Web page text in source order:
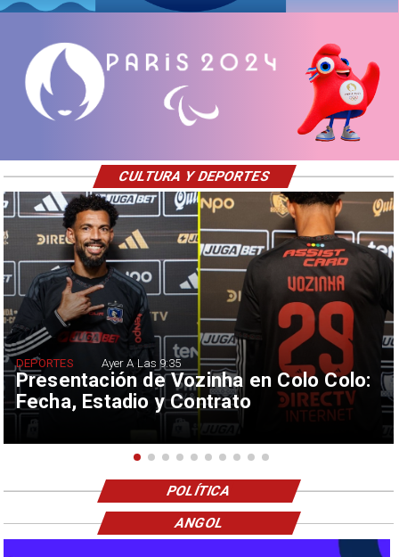
Presentación de Vozinha en Colo Colo:
Fecha, Estadio y Contrato
DEPORTES Ayer A Las 9:35
CULTURA Y DEPORTES
POLÍTICA
ANGOL